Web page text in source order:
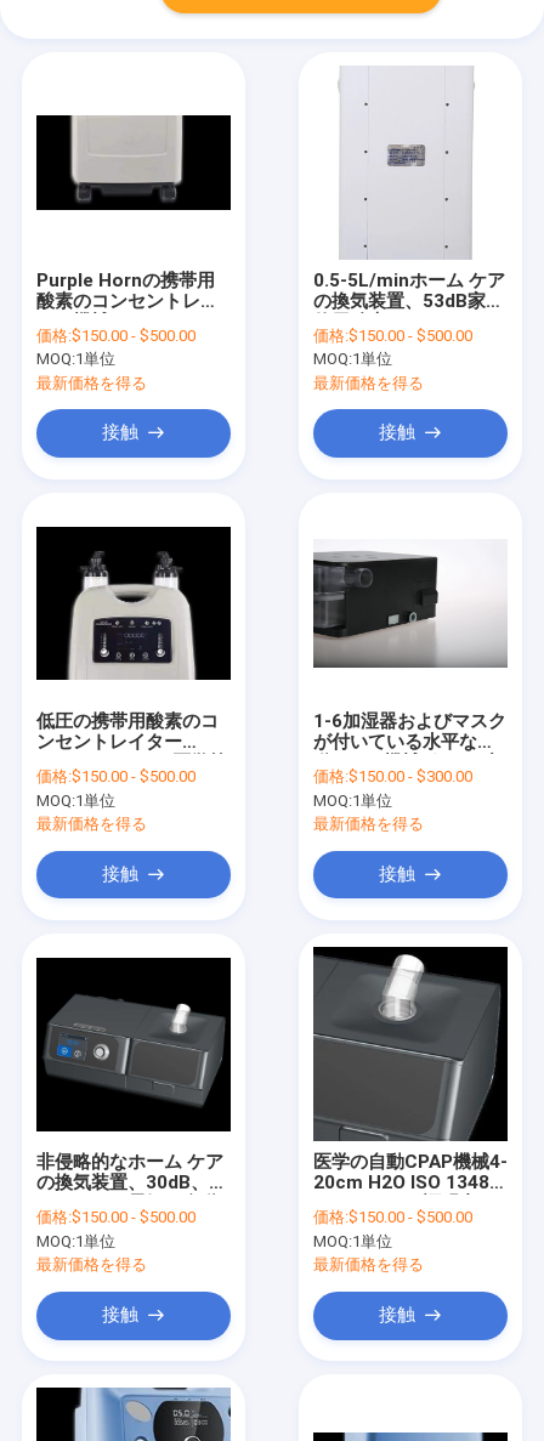
私達について
工場旅行
私達に連絡しなさい
引用を要求しなさい
Purple Horn換気装置
在宅人工呼吸器
Purple Hornの携帯用
酸素のコンセントレイ
50HZ
価格:$150.00 - $500.00
MOQ:1単位
最新価格を得る
接触
0.5-5L/minホーム ケア
の換気装置、53dB家の
レイター
価格:$150.00 - $500.00
MOQ:1単位
最新価格を得る
接触
低圧の携帯用酸素のコ
ンセントレイター
級
価格:$150.00 - $500.00
MOQ:1単位
最新価格を得る
接触
1-6加湿器およびマスク
が付いている水平な自
ル
価格:$150.00 - $300.00
MOQ:1単位
最新価格を得る
接触
非侵略的なホーム ケア
の換気装置、30dB、
CPAPの 機械自動cpap
価格:$150.00 - $500.00
MOQ:1単位
最新価格を得る
接触
医学の自動CPAP機械4-
20cm H2O ISO 13485
価格:$150.00 - $500.00
MOQ:1単位
最新価格を得る
接触